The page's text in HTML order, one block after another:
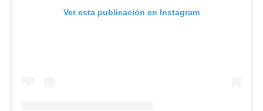
Ver esta publicación en Instagram